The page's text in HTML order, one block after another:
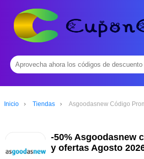
Inicio Tiendas Asgoodasnew Código
-50% Asgoodasnew
y ofertas Agosto